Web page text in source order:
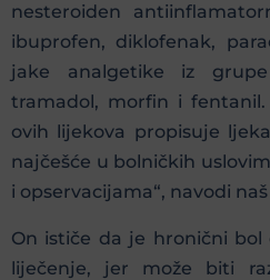
nesteroiden
ibuprofen, diklofenak,
jake analgetike iz
tramadol, morfin i
ovih lijekova propisuje
najčešće u bolničkih
i opservacijama“, navodi
On ističe da je hronični bol
liječenje, jer može biti